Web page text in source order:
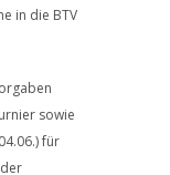
in die BTV
sowie
für